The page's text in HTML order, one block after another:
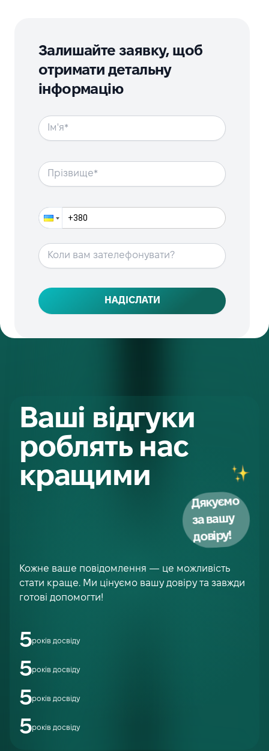
Залишайте заявку, щоб
отримати детальну
інформацію
Ім'я
Прізвище
Телефон
Коли вам зателефонувати?
НАДІСЛАТИ
Ваші відгуки
роблять нас
кращими
Дякуємо
за вашу
довіру!
Кожне ваше повідомлення — це можливість
стати краще. Ми цінуємо вашу довіру та завжди
готові допомогти!
років досвіду
5
років досвіду
5
років досвіду
5
років досвіду
5